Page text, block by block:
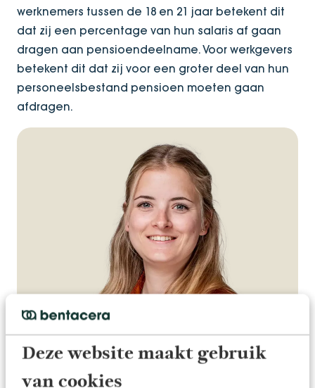
Deze website maakt gebruik
van cookies
werknemers tussen de 18 en 21 jaar betekent dit
dat zij een percentage van hun salaris af gaan
dragen aan pensioendeelname. Voor werkgevers
betekent dit dat zij voor een groter deel van hun
personeelsbestand pensioen moeten gaan
afdragen.